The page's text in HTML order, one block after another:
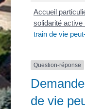
Accueil
solidarité active
train de vie
Question-réponse
de vie